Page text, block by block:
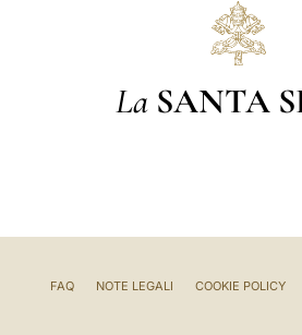
La SANTA
FAQ NOTE LEGALI COOKIE POLICY